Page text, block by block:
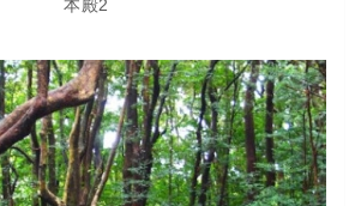
本殿2